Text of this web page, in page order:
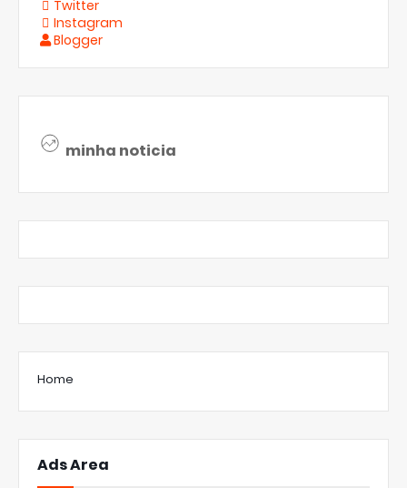
Twitter
Instagram
Blogger
minha noticia
Home
Ads Area